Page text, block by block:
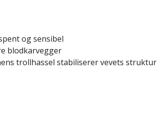
og sensibel
blodkarvegger
trollhassel stabiliserer vevets struktur